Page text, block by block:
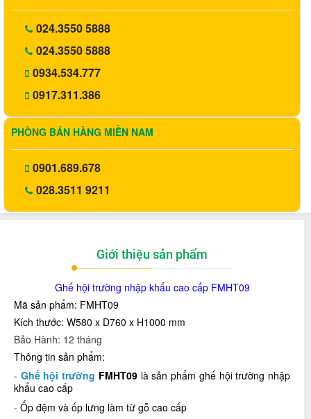
024.3550 5888
024.3550 5888
0934.534.777
0917.311.386
PHÒNG BÁN HÀNG MIỀN NAM
0901.689.678
028.3511 9211
Giới thiệu sản phẩm
Ghế hội trường nhập khẩu cao cấp FMHT09
Mã sản phẩm: FMHT09
Kích thước: W580 x D760 x H1000 mm
Bảo Hành: 12 tháng
Thông tin sản phẩm:
- Ghế hội trường FMHT09là sản phẩm ghế hội trường nhập
khẩu cao cấp
- Ốp đệm và ốp lưng làm từ gỗ cao cấp